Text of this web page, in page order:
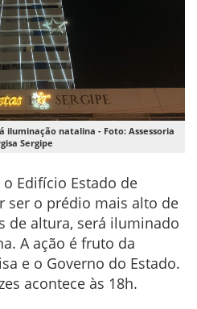
iluminação natalina - Foto: Assessoria
Sergipe
Edifício Estado de
ser o prédio mais alto de
de altura, será iluminado
A ação é fruto da
e o Governo do Estado.
acontece às 18h.